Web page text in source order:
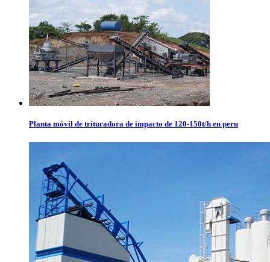
Planta móvil de trituradora de impacto de 120-150t/h en peru